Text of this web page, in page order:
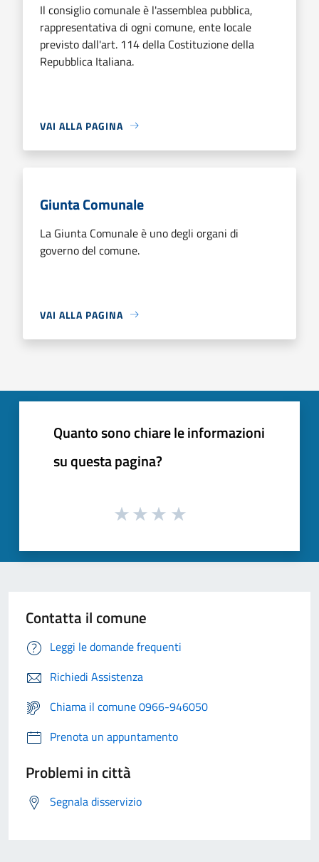
Il consiglio comunale è l'assemblea pubblica,
rappresentativa di ogni comune, ente locale
previsto dall'art. 114 della Costituzione della
Repubblica Italiana.
VAI ALLA PAGINA
Giunta Comunale
La Giunta Comunale è uno degli organi di
governo del comune.
VAI ALLA PAGINA
Quanto sono chiare le informazioni
su questa pagina?
Contatta il comune
Leggi le domande frequenti
Richiedi Assistenza
Chiama il comune 0966-946050
Prenota un appuntamento
Problemi in città
Segnala disservizio